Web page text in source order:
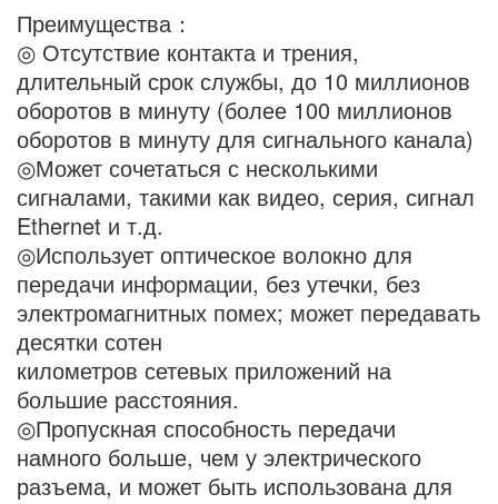
Преимущества：
◎ Отсутствие контакта и трения,
длительный срок службы, до 10 миллионов
оборотов в минуту (более 100 миллионов
оборотов в минуту для сигнального канала)
◎Может сочетаться с несколькими
сигналами, такими как видео, серия, сигнал
Ethernet и т.д.
◎Использует оптическое волокно для
передачи информации, без утечки, без
электромагнитных помех; может передавать
десятки сотен
километров сетевых приложений на
большие расстояния.
◎Пропускная способность передачи
намного больше, чем у электрического
разъема, и может быть использована для